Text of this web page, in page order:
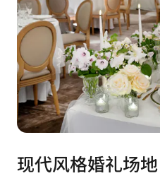
现代风格婚礼场地